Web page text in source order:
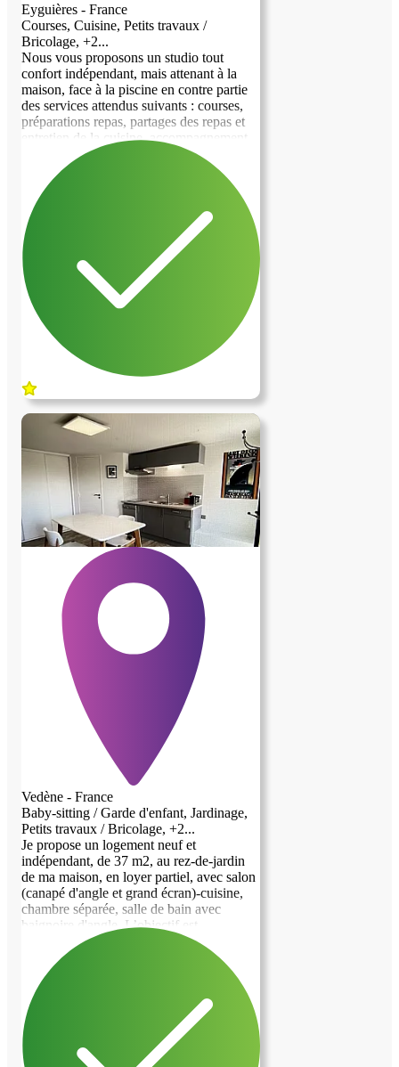
Eyguières - France
Courses, Cuisine, Petits travaux /
Bricolage, +2...
Nous vous proposons un studio tout
confort indépendant, mais attenant à la
maison, face à la piscine en contre partie
des services attendus suivants : courses,
préparations repas, partages des repas et
entretien de la cuisine, accompagnement
en voiture (3 à 4 par semaine), assistance
administrative, partage d'activité de
divertissement à définir (musique, sport,
théâtre...), traitement des vêtements de
monsieur (lavage et repassage environ 1 h
par semaine). Mon mari est aveugle
depuis 8 ans, autonome pour tout ce qui
est de son hygiène et ses soins, passionné
de musique (batterie, chant, piano) à
disposition à la maison, quelques courts de
sport à domicile avec un coach. Etant
régulièrement absente pour mon travail,
nous avons besoin d'une aide sur du long
terme. Nous estimons une moyenne 3h30
par jour. Lorsque je suis présente, je
prends en charge ses éléments
évidemment, et suis généralement présente
les WE, sauf exception et accord
commun. Il peut y avoir des travaux
supplémentaires rémunérés en CESU
selon accord des deux parties (travaux de
jardinage, petit bricolage...). Nous
proposons ce poste à compter du 25 aout
2026. Cette proposition s'entend pour des
personnes sérieuses et seules. Nous vous
remercions par avance pour votre intérêt.
Vedène - France
Baby-sitting / Garde d'enfant, Jardinage,
Petits travaux / Bricolage, +2...
Je propose un logement neuf et
indépendant, de 37 m2, au rez-de-jardin
de ma maison, en loyer partiel, avec salon
(canapé d'angle et grand écran)-cuisine,
chambre séparée, salle de bain avec
baignoire d'angle. L’objectif est
d’accueillir un étudiant qui pourra : -
assurer une présence le soir lors de mes
déplacements (1-3 jours par semaine,
toujours en semaine), pour mon fils de 14
ans qui entre en 3eme : être là,
éventuellement dîner avec lui, veiller à ce
qu’il se couche tôt,. Il est très agréable et
facile à vivre. Il est autonome et va à